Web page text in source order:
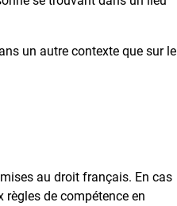
un autre contexte que sur le
au droit français. En cas
de compétence en